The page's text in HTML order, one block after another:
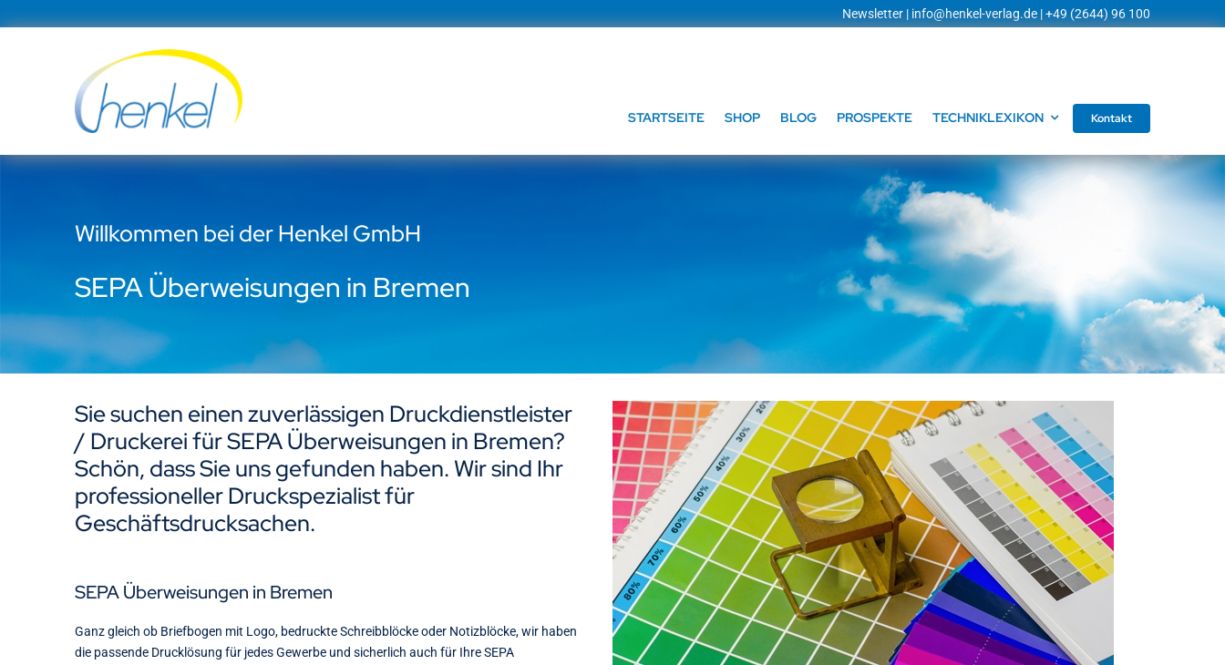
Inhalt
Newsletter | info@henkel-verlag.de | +49 (2644) 96 100
STARTSEITE SHOP BLOG PROSPEKTE TECHNIKLEXIKON Kontakt
Willkommen bei der Henkel GmbH
SEPA Überweisungen in Bremen
Sie suchen einen zuverlässigen Druckdienstleister
/ Druckerei für SEPA Überweisungen in Bremen?
Schön, dass Sie uns gefunden haben. Wir sind Ihr
professioneller Druckspezialist für
Geschäftsdrucksachen.
SEPA Überweisungen in Bremen
Ganz gleich ob Briefbogen mit Logo, bedruckte Schreibblöcke oder Notizblöcke, wir haben
die passende Drucklösung für jedes Gewerbe und sicherlich auch für Ihre SEPA